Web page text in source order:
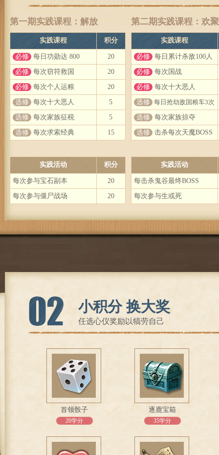
第一期实践课程：解放
实践课程 积分
必修 每日功勋达 800 20
必修 每次窃符救国 20
必修 每次个人运粮 20
选修 每次十大恶人 5
选修 每次家族征税 5
选修 每次求索经典 15
第二期实践课程：欢聚
实践课程
必修 每日累计杀敌100人
必修 每次国战
必修 每次十大恶人
选修 每日抢劫敌国粮车3次
选修 每次家族掠夺
选修 击杀每次天魔BOSS
实践活动 积分
每次参与宝石副本 20
每次参与僵尸战场 20
实践活动
每击杀鬼谷最终BOSS
每次参与生或死
小积分 换大奖
任选心仪奖励以犒劳自己
首领骰子
20学分
逐鹿宝箱
35学分